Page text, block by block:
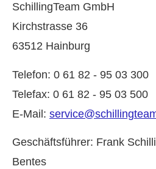
SchillingTeam GmbH
Kirchstrasse 36
63512 Hainburg
Telefon: 0 61 82 - 95 03 300
Telefax: 0 61 82 - 95 03 500
E-Mail:
Geschäftsführer: Frank
Bentes